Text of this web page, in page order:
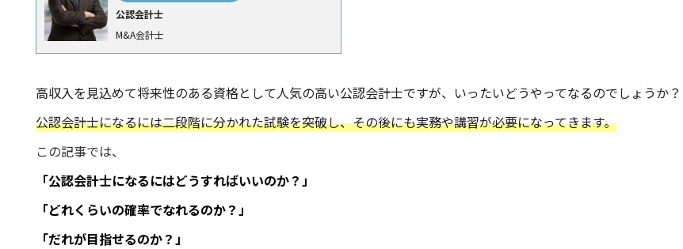
公認会計士
M&A会計士
高収入を見込めて将来性のある資格として人気の高い公認会計士ですが、いったいどうやってなるのでしょうか？
公認会計士になるには二段階に分かれた試験を突破し、その後にも実務や講習が必要になってきます。
この記事では、
「公認会計士になるにはどうすればいいのか？」
「どれくらいの確率でなれるのか？」
「だれが目指せるのか？」